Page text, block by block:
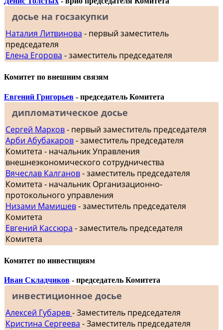
досье на госзакупки
Наталия Литвинова - первый заместитель
председателя
Елена Егорова - заместитель председателя
Комитет по внешним связям
Евгений Григорьев - председатель Комитета
дипломатическое досье
Сергей Марков- первый заместитель председателя
Арби Абубакаров- заместитель председателя
Комитета - начальник Управления
внешнеэкономического сотрудничества
Вячеслав Калганов- заместитель председателя
Комитета - начальник Организационно-
протокольного управления
Низами Мамишев- заместитель председателя
Комитета
Евгений Кассюра - заместитель председателя
Комитета
Комитет по инвестициям
Иван Складчиков - председатель Комитета
инвестиционное досье
Алексей Губарев- Заместитель председателя
Кристина Сергеева - Заместитель председателя